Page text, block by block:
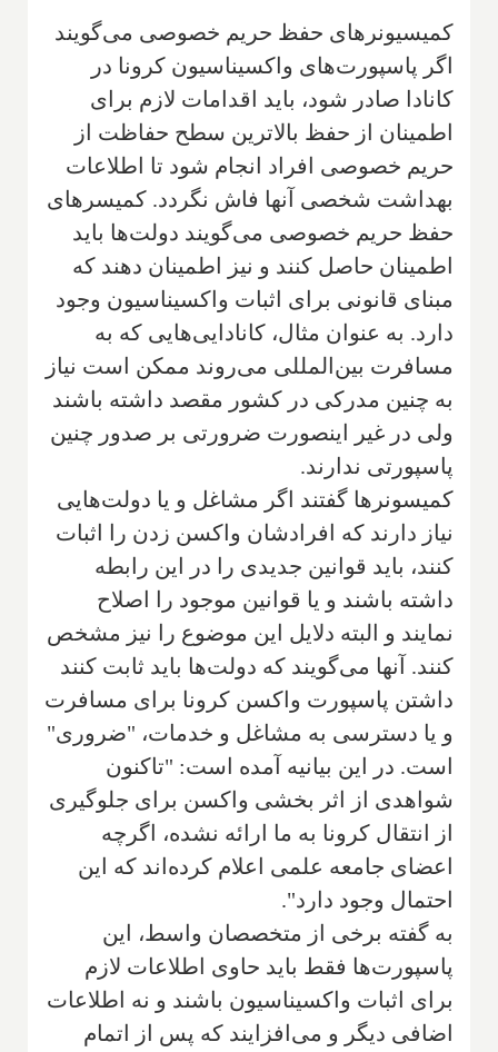
کمیسیونرهای حفظ حریم خصوصی می‌گویند
اگر پاسپورت‌های واکسیناسیون کرونا در
کانادا صادر شود، باید اقدامات لازم برای
اطمینان از حفظ بالاترین سطح حفاظت از
حریم خصوصی افراد انجام شود تا اطلاعات
بهداشت شخصی آنها فاش نگردد. کمیسرهای
حفظ حریم خصوصی می‌گویند دولت‌ها باید
اطمینان حاصل کنند و نیز اطمینان دهند که
مبنای قانونی برای اثبات واکسیناسیون وجود
دارد. به عنوان مثال، كانادايی‌هایی كه به
مسافرت بين‌المللی می‌روند ممكن است نياز
به چنین مدرکی در کشور مقصد داشته باشند
ولی در غیر اینصورت ضرورتی بر صدور چنین
پاسپورتی ندارند.
کمیسونر‌ها گفتند اگر مشاغل و یا دولت‌هایی
نیاز دارند که افرادشان واکسن زدن را اثبات
کنند، باید قوانین جدیدی را در این رابطه
داشته باشند و یا قوانین موجود را اصلاح
نمایند و البته دلایل این موضوع را نیز مشخص
کنند. آنها می‌گویند که دولت‌ها باید ثابت کنند
داشتن پاسپورت واکسن کرونا برای مسافرت
و یا دسترسی به مشاغل و خدمات، "ضروری"
است. در این بیانیه آمده است: "تاکنون
شواهدی از اثر بخشی واکسن برای جلوگیری
از انتقال کرونا به ما ارائه نشده، اگرچه
اعضای جامعه علمی اعلام کرده‌اند که این
احتمال وجود دارد".
به گفته برخی از متخصصان واسط، این
پاسپورت‌ها فقط بايد حاوی اطلاعات لازم
برای اثبات واكسیناسیون باشند و نه اطلاعات
اضافی دیگر و می‌افزایند که پس از اتمام